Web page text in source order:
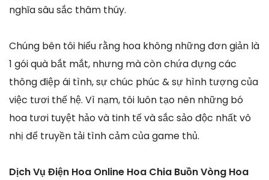
nghĩa sâu sắc thâm thúy.
Chúng bên tôi hiểu rằng hoa không những đơn giản là
1 gói quà bắt mắt, nhưng mà còn chứa đựng các
thông điệp ái tình, sự chúc phúc & sự hình tượng của
việc tươi thế hệ. Vì nạm, tôi luôn tạo nên những bó
hoa tươi tuyệt hảo và tinh tế và sắc sảo độc nhất vô
nhị để truyền tải tình cảm của game thủ.
Dịch Vụ Điện Hoa Online Hoa Chia Buồn Vòng Hoa